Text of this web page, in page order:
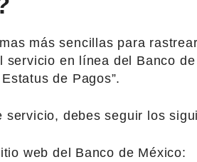
más sencillas para
servicio en línea del Banco
de Pagos”.
servicio, debes seguir los
web del Banco de México: